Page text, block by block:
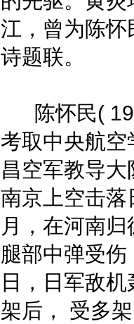
江，曾为陈
诗题联。
陈怀民(
考取中央航
昌空军教导
南京上空击
月，在河南
腿部中弹受
日，日军敌
架后， 受多